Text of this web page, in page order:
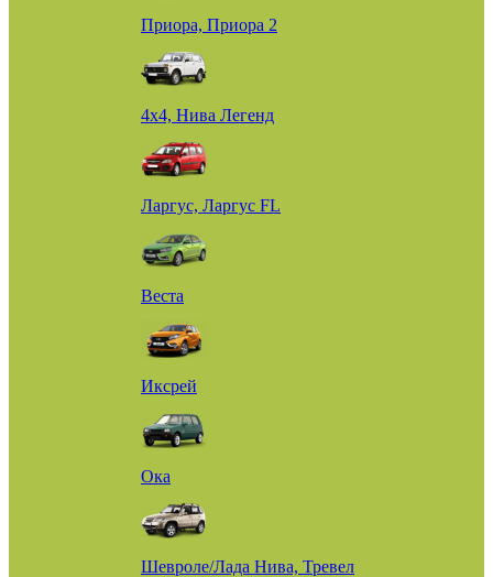
Приора, Приора 2
4х4, Нива Легенд
Ларгус, Ларгус FL
Веста
Иксрей
Ока
Шевроле/Лада Нива, Тревел